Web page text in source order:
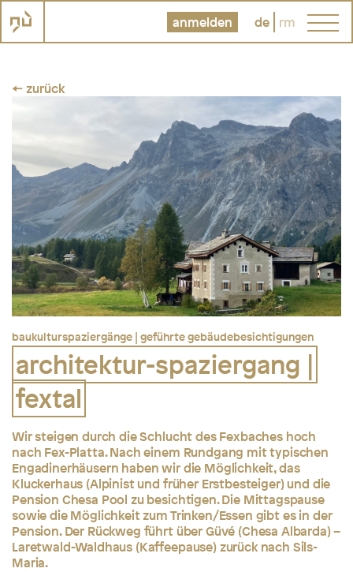
anmelden de rm
← zurück
baukulturspaziergänge | geführte gebäudebesichtigungen
architektur-spaziergang |
fextal
Wir steigen durch die Schlucht des Fexbaches hoch
nach Fex-Platta. Nach einem Rundgang mit typischen
Engadinerhäusern haben wir die Möglichkeit, das
Kluckerhaus (Alpinist und früher Erstbesteiger) und die
Pension Chesa Pool zu besichtigen. Die Mittagspause
sowie die Möglichkeit zum Trinken/Essen gibt es in der
Pension. Der Rückweg führt über Güvé (Chesa Albarda) –
Laretwald-Waldhaus (Kaffeepause) zurück nach Sils-
Maria.